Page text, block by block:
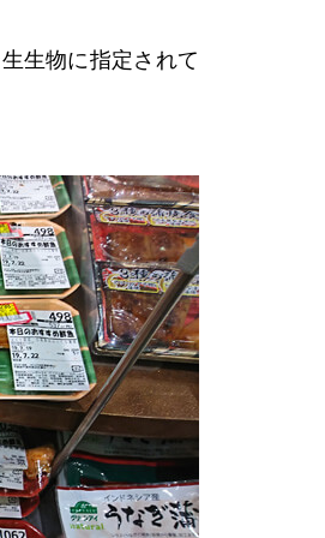
生物に指定されて